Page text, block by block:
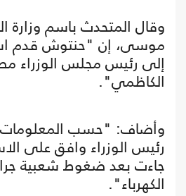
وقال المتحدث باسم وزارة
موسى، إن "حنتوش قدم
إلى رئيس مجلس
الكاظمي".
وأضاف: "حسب المعلومات
رئيس الوزراء وافق على
جاءت بعد ضغوط شعبية
الكهرباء".